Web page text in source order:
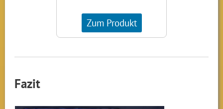
Zum Produkt
Fazit